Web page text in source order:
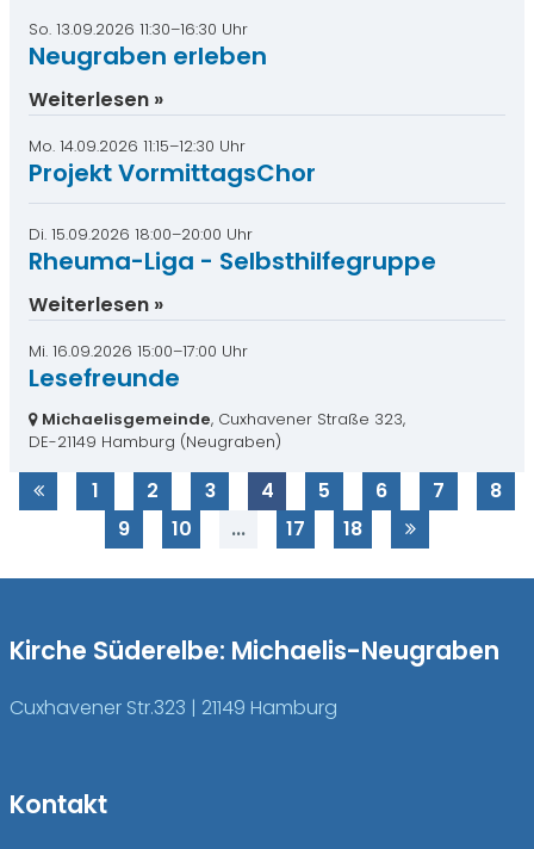
So. 13.09.2026 11:30–16:30 Uhr
Neugraben erleben
Weiterlesen
Mo. 14.09.2026 11:15–12:30 Uhr
Projekt VormittagsChor
Di. 15.09.2026 18:00–20:00 Uhr
Rheuma-Liga - Selbsthilfegruppe
Weiterlesen
Mi. 16.09.2026 15:00–17:00 Uhr
Lesefreunde
Michaelisgemeinde, Cuxhavener Straße 323,
DE-21149 Hamburg (Neugraben)
1 2 3 4 5 6 7
8
9
10 ... 17 18
Kirche Süderelbe: Michaelis-Neugraben
Cuxhavener Str.323 | 21149 Hamburg
Kontakt